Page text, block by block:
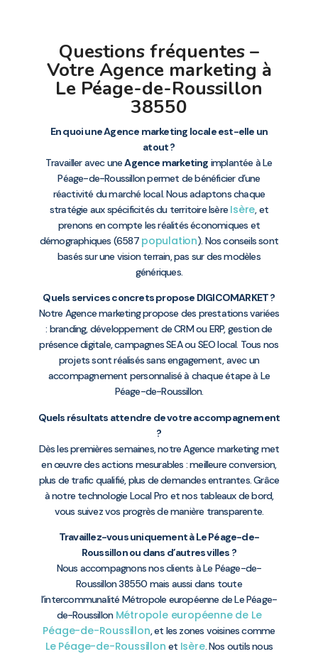
Questions fréquentes –
Votre Agence marketing à
Le Péage-de-Roussillon
38550
En quoi une Agence marketing locale est-elle un
atout ?
Travailler avec uneAgence marketing implantée à Le
Péage-de-Roussillon permet de bénéficier d’une
réactivité du marché local. Nous adaptons chaque
stratégie aux spécificités du territoire Isère Isère, et
prenons en compte les réalités économiques et
démographiques (6587 population). Nos conseils sont
basés sur une vision terrain, pas sur des modèles
génériques.
Quels services concrets propose DIGICOMARKET ?
Notre Agence marketing propose des prestations variées
: branding, développement de CRM ou ERP, gestion de
présence digitale, campagnes SEA ou SEO local. Tous nos
projets sont réalisés sans engagement, avec un
accompagnement personnalisé à chaque étape à Le
Péage-de-Roussillon.
Quels résultats attendre de votre accompagnement
?
Dès les premières semaines, notre Agence marketing met
en œuvre des actions mesurables : meilleure conversion,
plus de trafic qualifié, plus de demandes entrantes. Grâce
à notre technologie Local Pro et nos tableaux de bord,
vous suivez vos progrès de manière transparente.
Travaillez-vous uniquement à Le Péage-de-
Roussillon ou dans d’autres villes ?
Nous accompagnons nos clients à Le Péage-de-
Roussillon 38550 mais aussi dans toute
l’intercommunalité Métropole européenne de Le Péage-
de-Roussillon Métropole européenne de Le
Péage-de-Roussillon, et les zones voisines comme
Le Péage-de-Roussillon et Isère. Nos outils nous